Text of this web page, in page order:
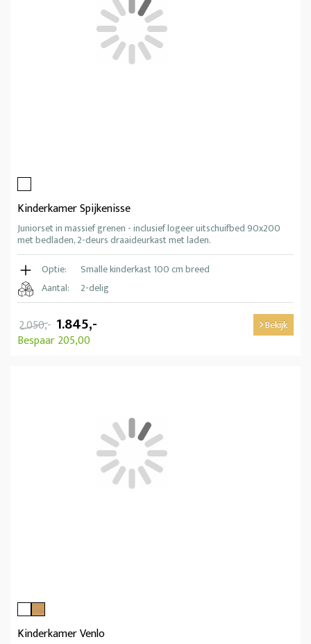
Kinderkamer Spijkenisse
Juniorset in massief grenen - inclusief logeer uitschuifbed 90x200
met bedladen, 2-deurs draaideurkast met laden.
Optie:
Smalle kinderkast 100 cm breed
Aantal:
2-delig
2.050,- 1.845,-
Bespaar 205,00
Bekijk
Kinderkamer Venlo